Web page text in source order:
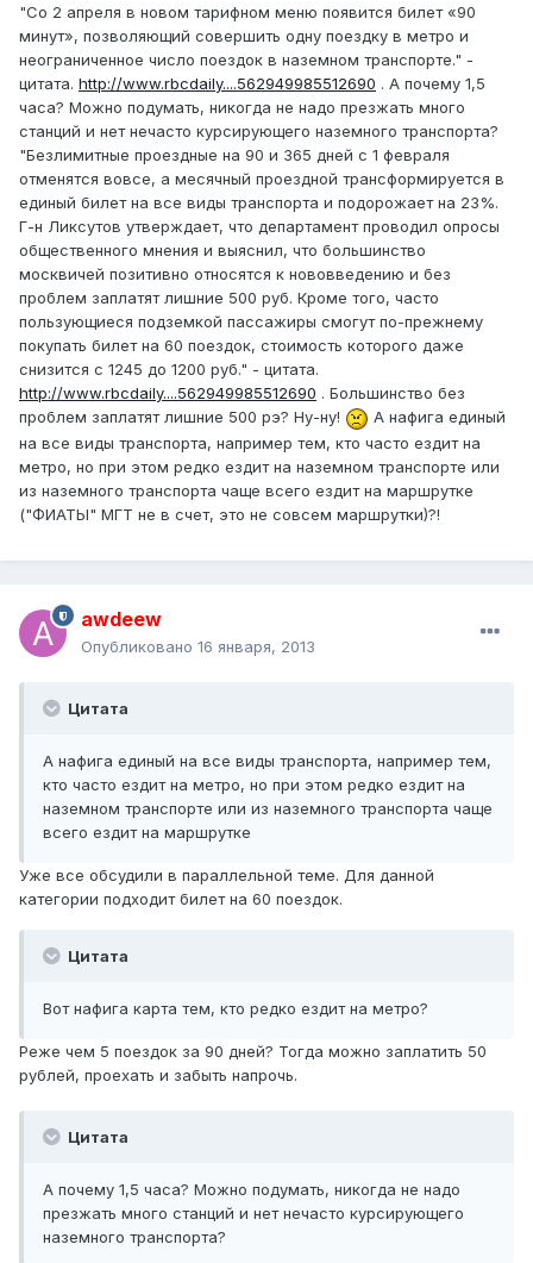
"Со 2 апреля в новом тарифном меню появится билет «90
минут», позволяющий совершить одну поездку в метро и
неограниченное число поездок в наземном транспорте." -
цитата. http://www.rbcdaily....562949985512690 . А почему 1,5
часа? Можно подумать, никогда не надо презжать много
станций и нет нечасто курсирующего наземного транспорта?
"Безлимитные проездные на 90 и 365 дней с 1 февраля
отменятся вовсе, а месячный проездной трансформируется в
единый билет на все виды транспорта и подорожает на 23%.
Г-н Ликсутов утверждает, что департамент проводил опросы
общественного мнения и выяснил, что большинство
москвичей позитивно относятся к нововведению и без
проблем заплатят лишние 500 руб. Кроме того, часто
пользующиеся подземкой пассажиры смогут по-прежнему
покупать билет на 60 поездок, стоимость которого даже
снизится с 1245 до 1200 руб." - цитата.
http://www.rbcdaily....562949985512690 . Большинство без
проблем заплатят лишние 500 рэ? Ну-ну!
А нафига единый
на все виды транспорта, например тем, кто часто ездит на
метро, но при этом редко ездит на наземном транспорте или
из наземного транспорта чаще всего ездит на маршрутке
("ФИАТЫ" МГТ не в счет, это не совсем маршрутки)?!
awdeew
Опубликовано 16 января, 2013
Цитата
А нафига единый на все виды транспорта, например тем,
кто часто ездит на метро, но при этом редко ездит на
наземном транспорте или из наземного транспорта чаще
всего ездит на маршрутке
Уже все обсудили в параллельной теме. Для данной
категории подходит билет на 60 поездок.
Цитата
Вот нафига карта тем, кто редко ездит на метро?
Реже чем 5 поездок за 90 дней? Тогда можно заплатить 50
рублей, проехать и забыть напрочь.
Цитата
А почему 1,5 часа? Можно подумать, никогда не надо
презжать много станций и нет нечасто курсирующего
наземного транспорта?